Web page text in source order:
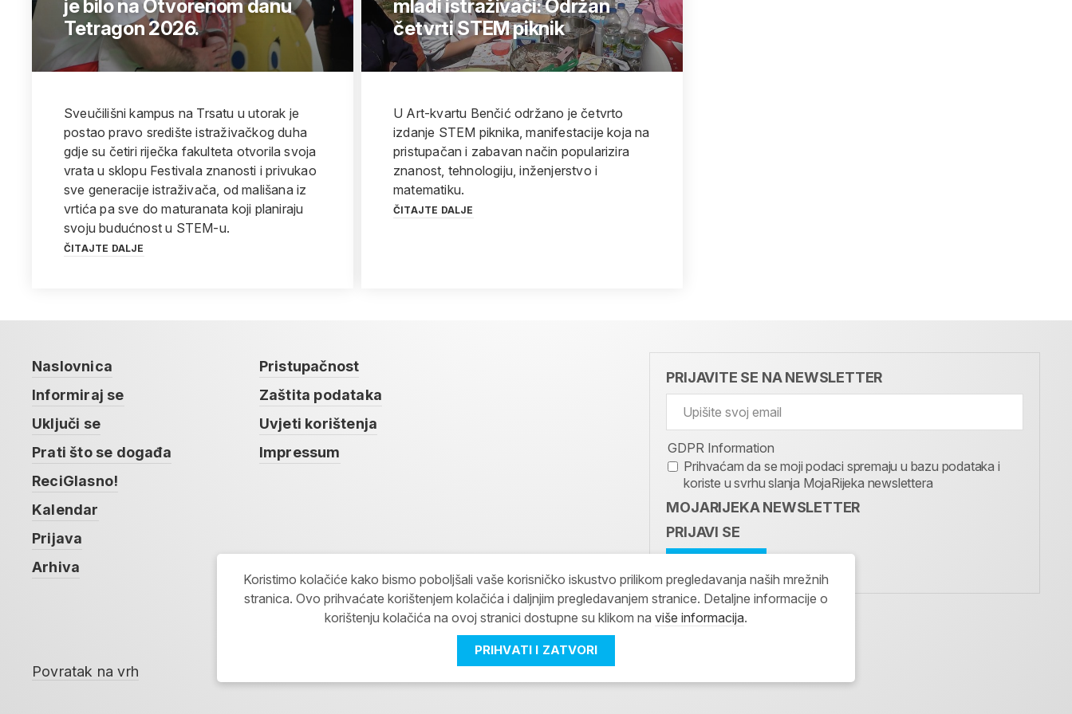
je bilo na Otvorenom danu
Tetragon 2026.
Sveučilišni kampus na Trsatu u utorak je
postao pravo središte istraživačkog duha
gdje su četiri riječka fakulteta otvorila svoja
vrata u sklopu Festivala znanosti i privukao
sve generacije istraživača, od mališana iz
vrtića pa sve do maturanata koji planiraju
svoju budućnost u STEM-u.
ČITAJTE DALJE
mladi istraživači: Održan
četvrti STEM piknik
U Art-kvartu Benčić održano je četvrto
izdanje STEM piknika, manifestacije koja na
pristupačan i zabavan način popularizira
znanost, tehnologiju, inženjerstvo i
matematiku.
ČITAJTE DALJE
Naslovnica
Informiraj se
Uključi se
Prati što se događa
ReciGlasno!
Kalendar
Prijava
Arhiva
Pristupačnost
Zaštita podataka
Uvjeti korištenja
Impressum
PRIJAVITE SE NA NEWSLETTER
GDPR Information
Prihvaćam da se moji podaci spremaju u bazu podataka i
koriste u svrhu slanja MojaRijeka newslettera
MOJARIJEKA NEWSLETTER
PRIJAVI SE
Povratak na vrh
Koristimo kolačiće kako bismo poboljšali vaše korisničko iskustvo prilikom pregledavanja naših mrežnih
stranica. Ovo prihvaćate korištenjem kolačića i daljnjim pregledavanjem stranice. Detaljne informacije o
korištenju kolačića na ovoj stranici dostupne su klikom na više informacija.
PRIHVATI I ZATVORI